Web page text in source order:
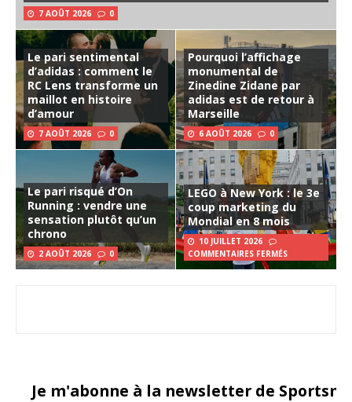
7 AOÛT 2026 0
Le pari sentimental
d’adidas : comment le
RC Lens transforme un
maillot en histoire
d’amour
7 AOÛT 2026 0
Pourquoi l’affichage
monumental de
Zinedine Zidane par
adidas est de retour à
Marseille
6 AOÛT 2026 0
Le pari risqué d’On
Running : vendre une
sensation plutôt qu’un
chrono
2 AOÛT 2026 0
LEGO à New York : le 3e
coup marketing du
Mondial en 8 mois
10 JUILLET 2026
COMMENTAIRES FERMÉS
Je m'abonne à la newsletter de